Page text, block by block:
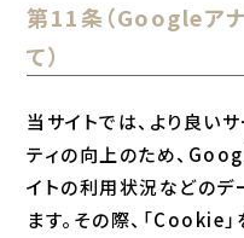
第11条（Googleア
て）
当サイトでは、より良い
ティの向上のため、
イトの利用状況などのデ
ます。その際、「Cookie